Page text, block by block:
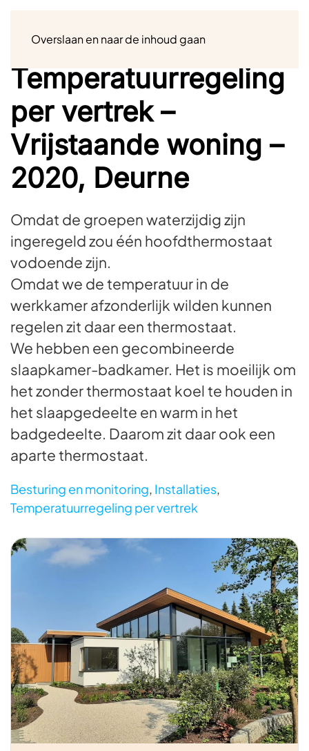
Overslaan en naar de inhoud gaan
Temperatuurregeling
per vertrek –
Vrijstaande woning –
2020, Deurne
Omdat de groepen waterzijdig zijn
ingeregeld zou één hoofdthermostaat
vodoende zijn.
Omdat we de temperatuur in de
werkkamer afzonderlijk wilden kunnen
regelen zit daar een thermostaat.
We hebben een gecombineerde
slaapkamer-badkamer. Het is moeilijk om
het zonder thermostaat koel te houden in
het slaapgedeelte en warm in het
badgedeelte. Daarom zit daar ook een
aparte thermostaat.
Besturing en monitoring, Installaties,
Temperatuurregeling per vertrek